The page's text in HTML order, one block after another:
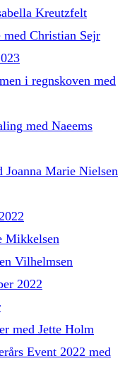
Kreutzfelt
med Christian Sejr
i regnskoven med
med Naeems
Marie Nielsen
Mikkelsen
Vilhelmsen
2022
med Jette Holm
Event 2022 med